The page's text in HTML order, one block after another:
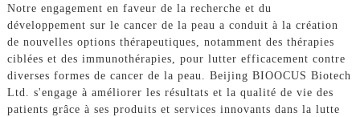
Notre engagement en faveur de la recherche et du
développement sur le cancer de la peau a conduit à la création
de nouvelles options thérapeutiques, notamment des thérapies
ciblées et des immunothérapies, pour lutter efficacement contre
diverses formes de cancer de la peau. Beijing BIOOCUS Biotech
Ltd. s'engage à améliorer les résultats et la qualité de vie des
patients grâce à ses produits et services innovants dans la lutte